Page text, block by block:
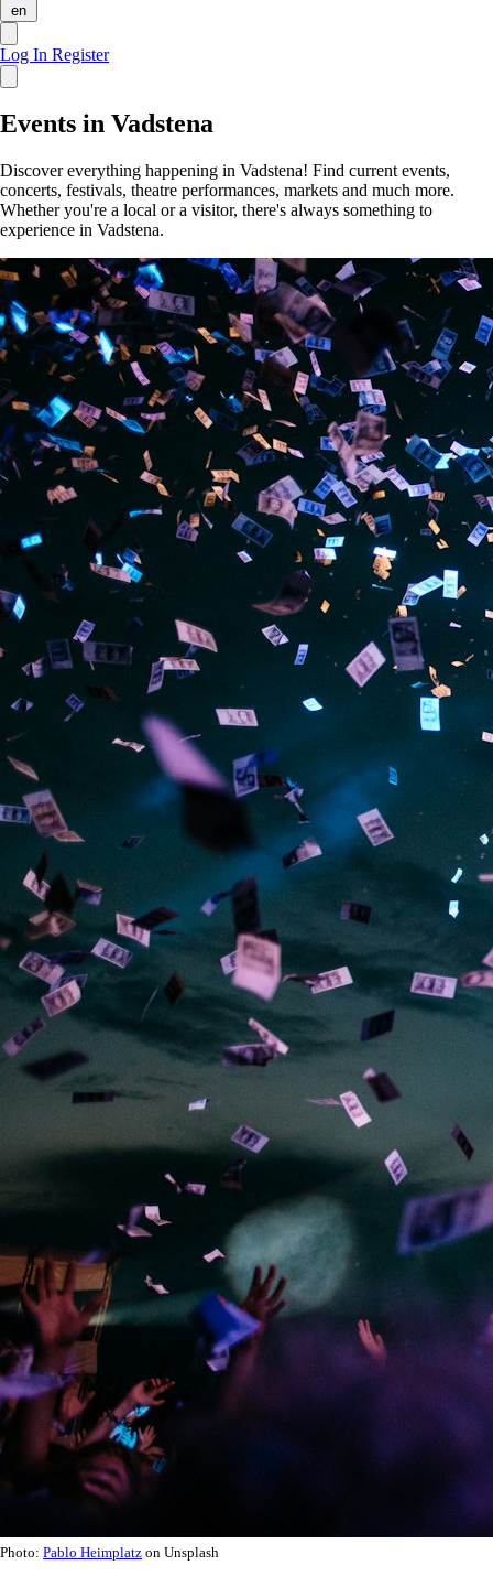
en
Log In Register
Events in Vadstena
Discover everything happening in Vadstena! Find current events,
concerts, festivals, theatre performances, markets and much more.
Whether you're a local or a visitor, there's always something to
experience in Vadstena.
Photo: Pablo Heimplatz on Unsplash